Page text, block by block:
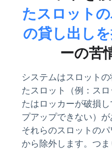
たスロット
の貸し出しを
ーの苦
システムはスロット
たスロット（例：ス
たはロッカーが破損
プアップできない）
それらのスロットの
から除外します。つ